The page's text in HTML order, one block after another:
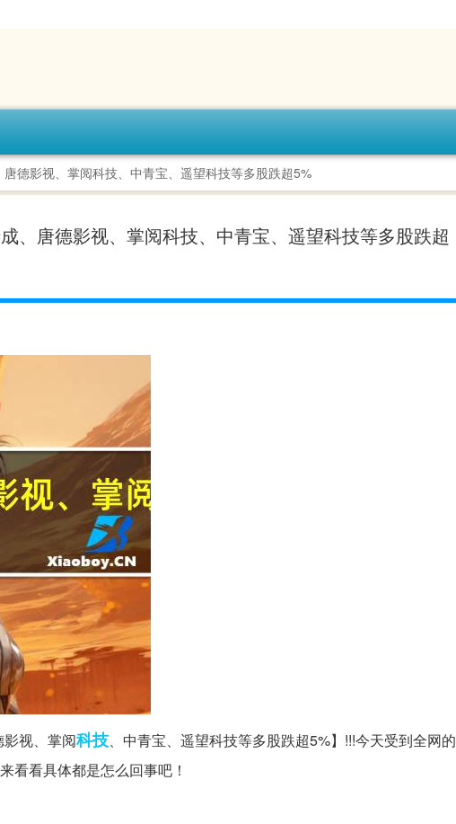
德影视、掌阅科技、中青宝、遥望科技等多股跌超5%
、唐德影视、掌阅科技、中青宝、遥望科技等多股跌超
视、掌阅科技 、中青宝、遥望科技等多股跌超5%】!!!今天受到全网的
看看具体都是怎么回事吧！